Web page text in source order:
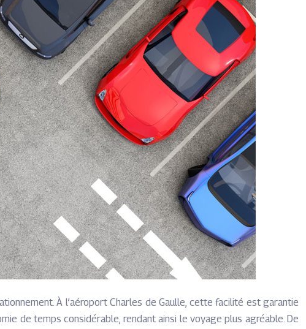
À l’aéroport Charles de Gaulle, cette facilité est garantie
de temps considérable, rendant ainsi le voyage plus agréable. De